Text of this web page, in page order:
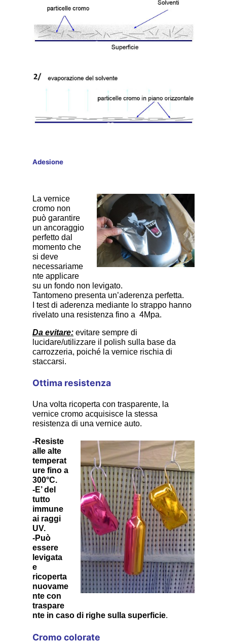
Adesione
La vernice
cromo non
può garantire
un ancoraggio
perfetto dal
momento che
si deve
necessariame
nte applicare
su un fondo non levigato.
Tantomeno presenta un’aderenza perfetta.
I test di aderenza mediante lo strappo hanno
rivelato una resistenza fino a 4Mpa.
Da evitare: evitare sempre di
lucidare/utilizzare il polish sulla base da
carrozzeria, poiché la vernice rischia di
staccarsi.
Ottima resistenza
Una volta ricoperta con trasparente, la
vernice cromo acquisisce la stessa
resistenza di una vernice auto.
-Resiste
alle alte
temperat
ure fino a
300°C.
-E’ del
tutto
immune
ai raggi
UV.
-Può
essere
levigata
e
ricoperta
nuovame
nte con
traspare
nte in caso di righe sulla superficie.
Cromo colorate